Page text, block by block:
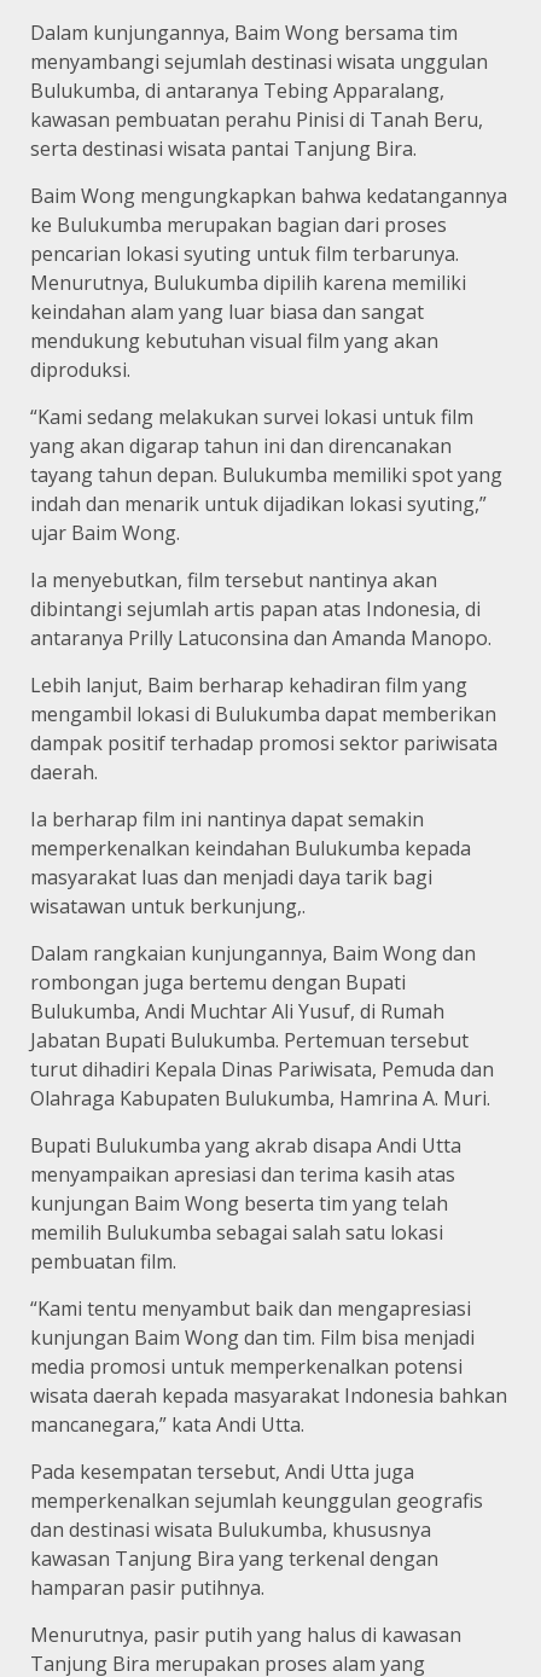
Dalam kunjungannya, Baim Wong bersama tim
menyambangi sejumlah destinasi wisata unggulan
Bulukumba, di antaranya Tebing Apparalang,
kawasan pembuatan perahu Pinisi di Tanah Beru,
serta destinasi wisata pantai Tanjung Bira.
Baim Wong mengungkapkan bahwa kedatangannya
ke Bulukumba merupakan bagian dari proses
pencarian lokasi syuting untuk film terbarunya.
Menurutnya, Bulukumba dipilih karena memiliki
keindahan alam yang luar biasa dan sangat
mendukung kebutuhan visual film yang akan
diproduksi.
“Kami sedang melakukan survei lokasi untuk film
yang akan digarap tahun ini dan direncanakan
tayang tahun depan. Bulukumba memiliki spot yang
indah dan menarik untuk dijadikan lokasi syuting,”
ujar Baim Wong.
Ia menyebutkan, film tersebut nantinya akan
dibintangi sejumlah artis papan atas Indonesia, di
antaranya Prilly Latuconsina dan Amanda Manopo.
Lebih lanjut, Baim berharap kehadiran film yang
mengambil lokasi di Bulukumba dapat memberikan
dampak positif terhadap promosi sektor pariwisata
daerah.
Ia berharap film ini nantinya dapat semakin
memperkenalkan keindahan Bulukumba kepada
masyarakat luas dan menjadi daya tarik bagi
wisatawan untuk berkunjung,.
Dalam rangkaian kunjungannya, Baim Wong dan
rombongan juga bertemu dengan Bupati
Bulukumba, Andi Muchtar Ali Yusuf, di Rumah
Jabatan Bupati Bulukumba. Pertemuan tersebut
turut dihadiri Kepala Dinas Pariwisata, Pemuda dan
Olahraga Kabupaten Bulukumba, Hamrina A. Muri.
Bupati Bulukumba yang akrab disapa Andi Utta
menyampaikan apresiasi dan terima kasih atas
kunjungan Baim Wong beserta tim yang telah
memilih Bulukumba sebagai salah satu lokasi
pembuatan film.
“Kami tentu menyambut baik dan mengapresiasi
kunjungan Baim Wong dan tim. Film bisa menjadi
media promosi untuk memperkenalkan potensi
wisata daerah kepada masyarakat Indonesia bahkan
mancanegara,” kata Andi Utta.
Pada kesempatan tersebut, Andi Utta juga
memperkenalkan sejumlah keunggulan geografis
dan destinasi wisata Bulukumba, khususnya
kawasan Tanjung Bira yang terkenal dengan
hamparan pasir putihnya.
Menurutnya, pasir putih yang halus di kawasan
Tanjung Bira merupakan proses alam yang